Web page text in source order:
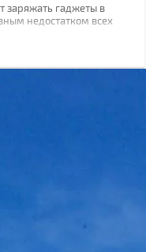
заряжать гаджеты в
недостатком всех
по лесам и горам.
быть, особенно когда